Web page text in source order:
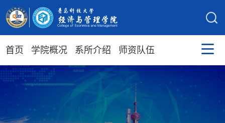
首页 学院概况 系所介绍 师资队伍